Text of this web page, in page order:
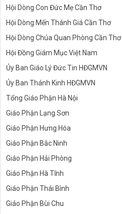
Hội Dòng Con Đức Mẹ Cần Thơ
Hội Dòng Mến Thánh Giá Cần Thơ
Hội Dòng Chúa Quan Phòng Cần Thơ
Hội Đồng Giám Mục Việt Nam
Ủy Ban Giáo Lý Đức Tin HĐGMVN
Ủy Ban Thánh Kinh HĐGMVN
Tổng Giáo Phận Hà Nội
Giáo Phận Lạng Sơn
Giáo Phận Hưng Hóa
Giáo Phận Bắc Ninh
Giáo Phận Hải Phòng
Giáo Phận Hà Tĩnh
Giáo Phận Thái Bình
Giáo Phận Bùi Chu